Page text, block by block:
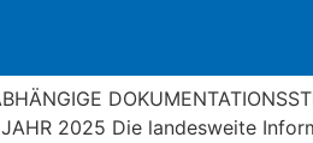
JAHR 2025 Die landesweite